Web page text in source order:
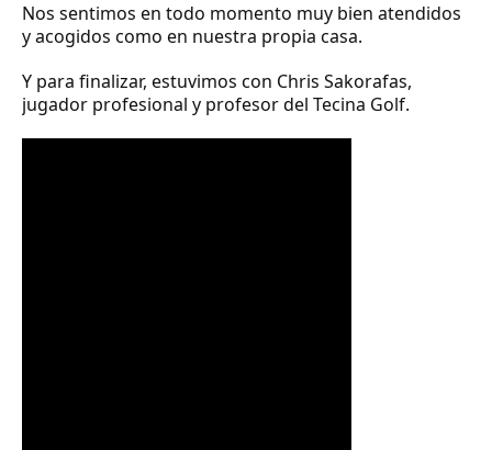
Nos sentimos en todo momento muy bien atendidos
y acogidos como en nuestra propia casa.
Y para finalizar, estuvimos con Chris Sakorafas,
jugador profesional y profesor del Tecina Golf.